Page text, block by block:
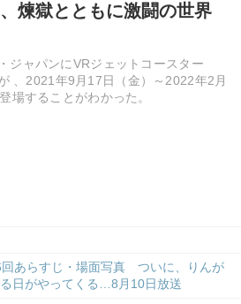
煉獄とともに激闘の世界
ジャパンにVRジェットコースター
、2021年9月17日（金）～2022年2月
場することがわかった。
回あらすじ・場面写真 ついに、りんが
日がやってくる…8月10日放送